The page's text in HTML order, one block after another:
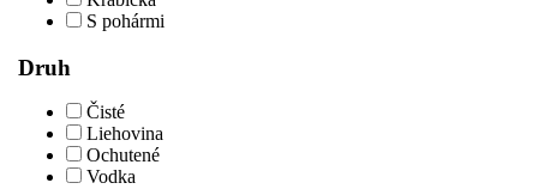
S pohármi
Druh
Čisté
Liehovina
Ochutené
Vodka